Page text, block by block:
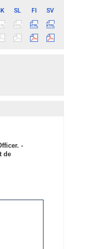
SL FI SV
-
de